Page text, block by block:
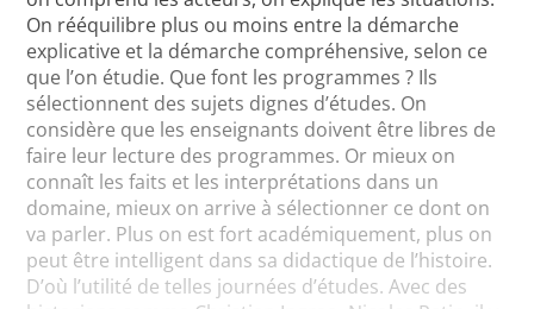
On rééquilibre plus ou moins entre la démarche
explicative et la démarche compréhensive, selon ce
que l’on étudie. Que font les programmes ? Ils
sélectionnent des sujets dignes d’études. On
considère que les enseignants doivent être libres de
faire leur lecture des programmes. Or mieux on
connaît les faits et les interprétations dans un
domaine, mieux on arrive à sélectionner ce dont on
va parler. Plus on est fort académiquement, plus on
peut être intelligent dans sa didactique de l’histoire.
D’où l’utilité de telles journées d’études. Avec des